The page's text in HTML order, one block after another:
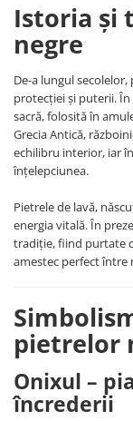
Lănțișoare Argint
COLIERE CU PERLE
Coliere cu Perle
Coliere cu Perle
COLIERE ȘNUR
Coliere cu Inimioare
Coliere cu Cruce
Coliere cu Soare
Coliere cu
Coliere cu Zodii
Coliere cu Animale
Coliere cu Molecule
Coliere Diverse
BRĂȚĂRI
BRĂȚĂRI CU ȘNUR
Istoria și
negre
De-a lungul
protecției și puterii.
sacră, folosită în
Grecia Antică,
echilibru interior, iar
înțelepciunea.
Pietrele de lavă,
energia vitală. În
tradiție, fiind purtate
amestec perfect între
pietrelor
Onixul –
încrederii